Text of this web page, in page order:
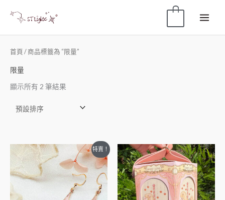
首頁 / 商品標籤為 “限量”
限量
顯示所有 2 筆結果
特賣！